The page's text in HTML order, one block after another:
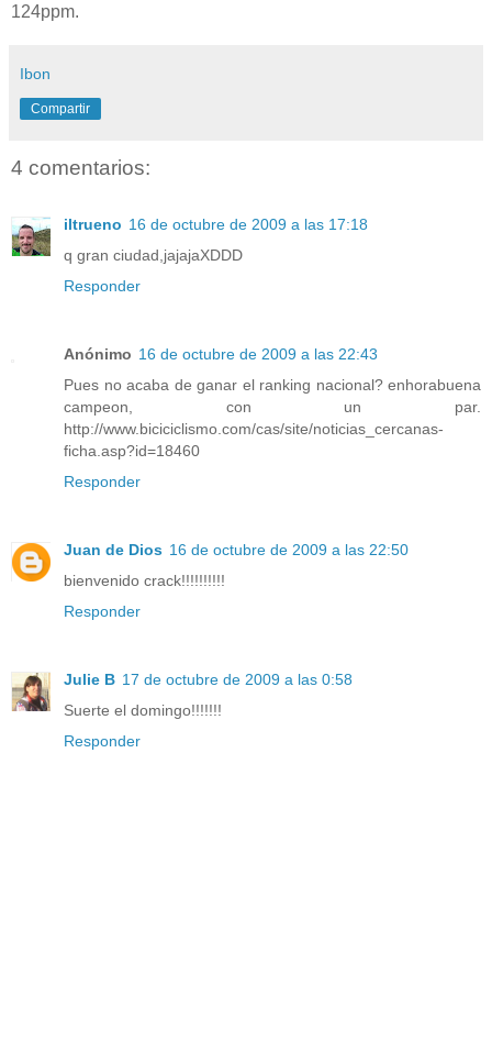
124ppm.
Ibon
Compartir
4 comentarios:
iltrueno 16 de octubre de 2009 a las 17:18
q gran ciudad,jajajaXDDD
Responder
Anónimo 16 de octubre de 2009 a las 22:43
Pues no acaba de ganar el ranking nacional? enhorabuena
campeon, con un par.
http://www.biciciclismo.com/cas/site/noticias_cercanas-
ficha.asp?id=18460
Responder
Juan de Dios 16 de octubre de 2009 a las 22:50
bienvenido crack!!!!!!!!!!
Responder
Julie B 17 de octubre de 2009 a las 0:58
Suerte el domingo!!!!!!!
Responder